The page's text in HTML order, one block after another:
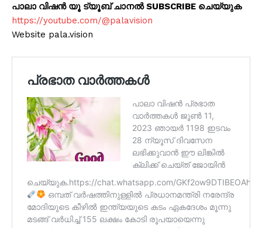
പാലാ വിഷൻ യൂ ട്യൂബ് ചാനൽ SUBSCRIBE ചെയ്യുക
https://youtube.com/@palavision
Website pala.vision